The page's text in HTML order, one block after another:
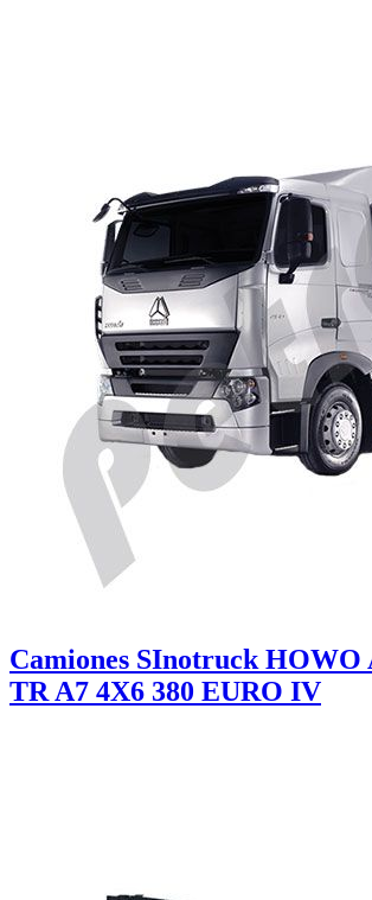
Camiones SInotruck
TR A7 4X6 380 EURO IV